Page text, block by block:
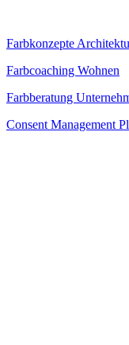
Farbkonzepte
Farbcoaching Wohnen
Farbberatung
Consent Management